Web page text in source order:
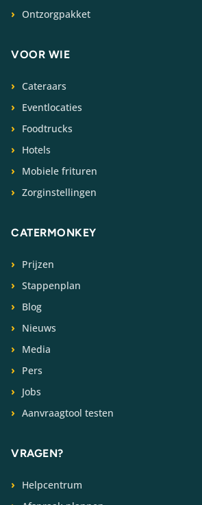
Ontzorgpakket
VOOR WIE
Cateraars
Eventlocaties
Foodtrucks
Hotels
Mobiele frituren
Zorginstellingen
CATERMONKEY
Prijzen
Stappenplan
Blog
Nieuws
Media
Pers
Jobs
Aanvraagtool testen
VRAGEN?
Helpcentrum